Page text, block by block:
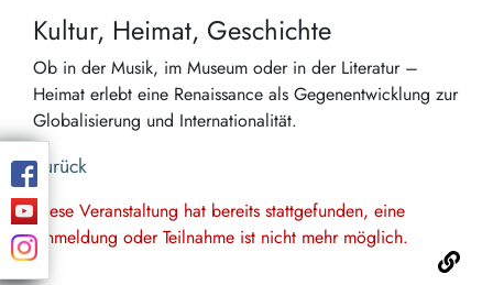
Kultur, Heimat, Geschichte
Ob in der Musik, im Museum oder in der Literatur –
Heimat erlebt eine Renaissance als Gegenentwicklung zur
Globalisierung und Internationalität.
Zurück
Diese Veranstaltung hat bereits stattgefunden, eine
Anmeldung oder Teilnahme ist nicht mehr möglich.